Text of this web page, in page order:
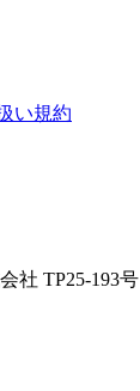
い規約
TP25-193号